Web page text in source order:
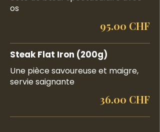
os
95.00 CHF
Steak Flat Iron (200g)
Une pièce savoureuse et maigre,
servie saignante
36.00 CHF